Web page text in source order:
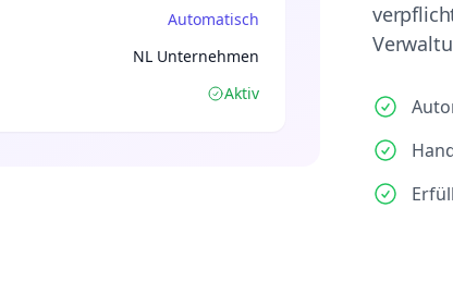
Automatisch
NL Unternehmen
Aktiv